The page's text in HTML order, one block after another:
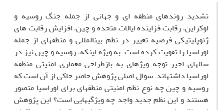
تشدید روندهای منطقه ‏ای و جهانی از جمله جنگ روسیه و
اوکراین، رقابت فزاینده ایالات‌ متحده و چین، افزایش رقابت‎ های
ژئوپلیتیکی فرضیه تغییر در نظم بین‏المللی و منطقه‎ای از جمله
اوراسیا را تقویت کرده است. به ویژه اینکه، روسیه و چین نیز در
سال‎های اخیر توجه ویژه‏ای به بازطراحی معماری امنیتی منطقه
اوراسیا داشته‎اند. سوال اصلی پژوهش حاضر حاکی از آن است که
روسیه و چین چه نوع نظم امنیتی منطقه‏ای برای اوراسیا متصور
هستند و این نظم جدید واجد چه ویژگی‏هایی است؟ این پژوهش